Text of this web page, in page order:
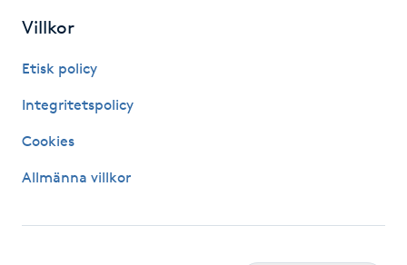
Kroppspeeling
Kärlbehandling
Villkor
Etisk policy
Integritetspolicy
Cookies
Allmänna villkor